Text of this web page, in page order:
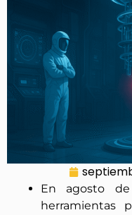
En agosto
herramientas